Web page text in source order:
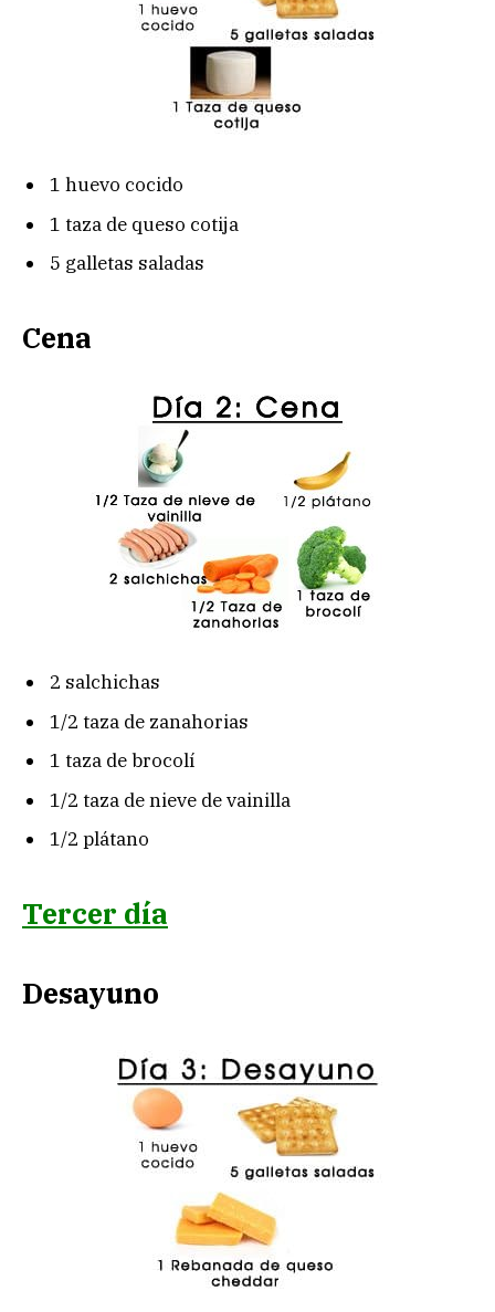
1 huevo cocido
1 taza de queso cotija
5 galletas saladas
Cena
2 salchichas
1/2 taza de zanahorias
1 taza de brocolí
1/2 taza de nieve de vainilla
1/2 plátano
Tercer día
Desayuno